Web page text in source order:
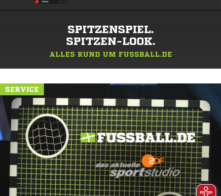
SPITZENSPIEL.
SPITZEN-LOOK.
ALLES RUND UM FUSSBALL.DE
SERVICE